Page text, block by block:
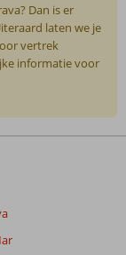
Dan is er
laten we je
vertrek
informatie voor